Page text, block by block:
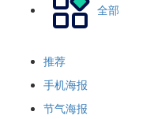
全部
推荐
手机海报
节气海报